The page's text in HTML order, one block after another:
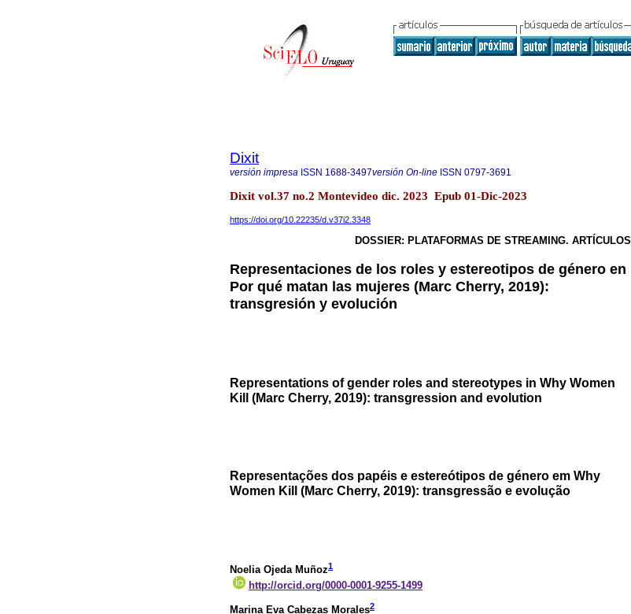
Dixit
versión impresa ISSN 1688-3497versión On-line ISSN 0797-3691
Dixit vol.37 no.2 Montevideo dic. 2023 Epub 01-Dic-2023
https://doi.org/10.22235/d.v37i2.3348
DOSSIER: PLATAFORMAS DE STREAMING. ARTÍCULOS
Representaciones de los roles y estereotipos de género en
Por qué matan las mujeres (Marc Cherry, 2019):
transgresión y evolución
Representations of gender roles and stereotypes in Why Women
Kill (Marc Cherry, 2019): transgression and evolution
Representações dos papéis e estereótipos de género em Why
Women Kill (Marc Cherry, 2019): transgressão e evolução
Noelia Ojeda Muñoz1
http://orcid.org/0000-0001-9255-1499
Marina Eva Cabezas Morales2